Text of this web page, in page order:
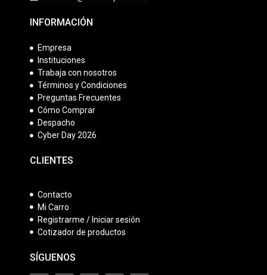
INFORMACIÓN
Empresa
Instituciones
Trabaja con nosotros
Términos y Condiciones
Preguntas Frecuentes
Cómo Comprar
Despacho
Cyber Day 2026
CLIENTES
Contacto
Mi Carro
Registrarme / Iniciar sesión
Cotizador de productos
SÍGUENOS